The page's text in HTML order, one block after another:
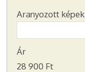
Aranyozott képek
Ár
28 900 Ft